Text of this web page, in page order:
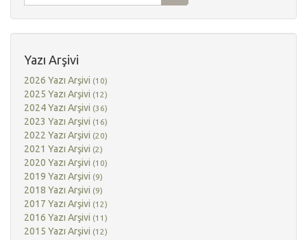
Yazı Arşivi
2026 Yazı Arşivi (10)
2025 Yazı Arşivi (12)
2024 Yazı Arşivi (36)
2023 Yazı Arşivi (16)
2022 Yazı Arşivi (20)
2021 Yazı Arşivi (2)
2020 Yazı Arşivi (10)
2019 Yazı Arşivi (9)
2018 Yazı Arşivi (9)
2017 Yazı Arşivi (12)
2016 Yazı Arşivi (11)
2015 Yazı Arşivi (12)